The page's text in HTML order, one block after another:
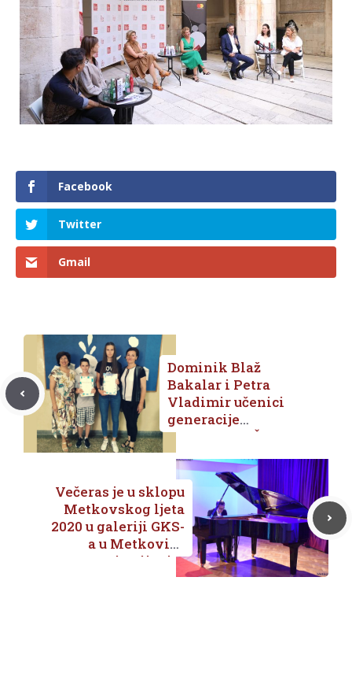
Facebook
Twitter
Gmail
Dominik Blaž
Bakalar i Petra
Vladimir učenici
generacije
2012.-2020. OŠ
Stjepana Radića
Večeras je u sklopu
Metkovskog ljeta
2020 u galeriji GKS-
a u Metkoviću
nastupio pijanist
Lovre Marušić